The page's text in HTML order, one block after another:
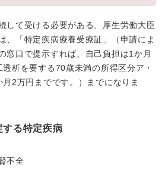
して受ける必要がある、厚生労働大臣
、「特定疾病療養受療証」（申請によ
窓口で提示すれば、自己負担は1か月
析を要する70歳未満の所得区分ア・
2万円までです。）までになりま
する特定疾病
不全